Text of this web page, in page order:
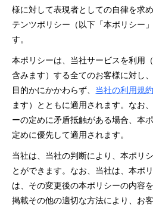
様に対して表現者としての⾃律を求
テンツポリシー（以下「本ポリシー
す。
本ポリシーは、当社サービスを利⽤
含みます）する全てのお客様に対し
⽬的かにかかわらず、 当社の利⽤規約
ます）とともに適⽤されます。なお
ーの定めに⽭盾抵触がある場合、本
定めに優先して適⽤されます。
当社は、当社の判断により、本ポリ
とができます。なお、当社は、本ポ
は、その変更後の本ポリシーの内容
掲載その他の適切な⽅法により、お